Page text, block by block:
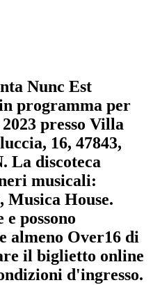
Nunc Est
programma per
presso Villa
16, 47843,
La discoteca
musicali:
, Musica House.
possono
almeno Over16 di
il biglietto online
d'ingresso.